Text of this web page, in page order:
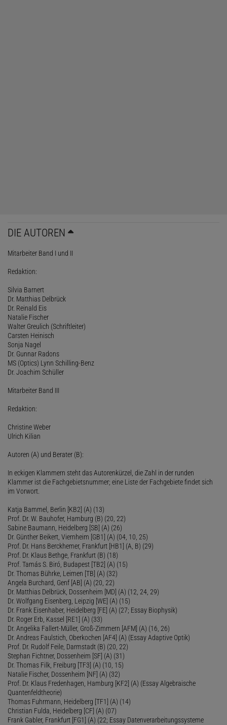
DIE AUTOREN
Mitarbeiter Band I und II
Redaktion:
Silvia Barnert
Dr. Matthias Delbrück
Dr. Reinald Eis
Natalie Fischer
Walter Greulich (Schriftleiter)
Carsten Heinisch
Sonja Nagel
Dr. Gunnar Radons
MS (Optics) Lynn Schilling-Benz
Dr. Joachim Schüller
Mitarbeiter Band III
Redaktion:
Christine Weber
Ulrich Kilian
Autoren (A) und Berater (B):
In eckigen Klammern steht das Autorenkürzel, die Zahl in der runden
Klammer ist die Fachgebietsnummer; eine Liste der Fachgebiete findet sich
im Vorwort.
Katja Bammel, Berlin [KB2] (A) (13)
Prof. Dr. W. Bauhofer, Hamburg (B) (20, 22)
Sabine Baumann, Heidelberg [SB] (A) (26)
Dr. Günther Beikert, Viernheim [GB1] (A) (04, 10, 25)
Prof. Dr. Hans Berckhemer, Frankfurt [HB1] (A, B) (29)
Prof. Dr. Klaus Bethge, Frankfurt (B) (18)
Prof. Tamás S. Biró, Budapest [TB2] (A) (15)
Dr. Thomas Bührke, Leimen [TB] (A) (32)
Angela Burchard, Genf [AB] (A) (20, 22)
Dr. Matthias Delbrück, Dossenheim [MD] (A) (12, 24, 29)
Dr. Wolfgang Eisenberg, Leipzig [WE] (A) (15)
Dr. Frank Eisenhaber, Heidelberg [FE] (A) (27; Essay Biophysik)
Dr. Roger Erb, Kassel [RE1] (A) (33)
Dr. Angelika Fallert-Müller, Groß-Zimmern [AFM] (A) (16, 26)
Dr. Andreas Faulstich, Oberkochen [AF4] (A) (Essay Adaptive Optik)
Prof. Dr. Rudolf Feile, Darmstadt (B) (20, 22)
Stephan Fichtner, Dossenheim [SF] (A) (31)
Dr. Thomas Filk, Freiburg [TF3] (A) (10, 15)
Natalie Fischer, Dossenheim [NF] (A) (32)
Prof. Dr. Klaus Fredenhagen, Hamburg [KF2] (A) (Essay Algebraische
Quantenfeldtheorie)
Thomas Fuhrmann, Heidelberg [TF1] (A) (14)
Christian Fulda, Heidelberg [CF] (A) (07)
Frank Gabler, Frankfurt [FG1] (A) (22; Essay Datenverarbeitungssysteme